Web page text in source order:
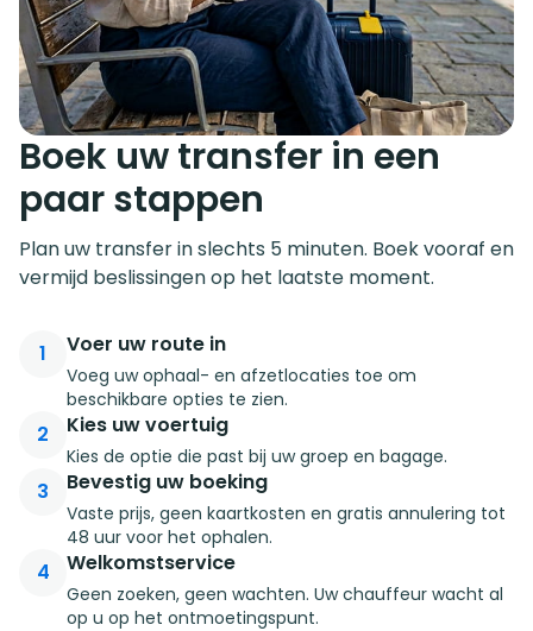
Boek uw transfer in een
paar stappen
Plan uw transfer in slechts 5 minuten. Boek vooraf en
vermijd beslissingen op het laatste moment.
1 Voer uw route in
Voeg uw ophaal- en afzetlocaties toe om
beschikbare opties te zien.
2 Kies uw voertuig
Kies de optie die past bij uw groep en bagage.
3 Bevestig uw boeking
Vaste prijs, geen kaartkosten en gratis annulering tot
48 uur voor het ophalen.
4 Welkomstservice
Geen zoeken, geen wachten. Uw chauffeur wacht al
op u op het ontmoetingspunt.